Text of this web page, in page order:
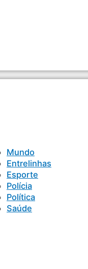
Mundo
Entrelinhas
Esporte
Polícia
Política
Saúde